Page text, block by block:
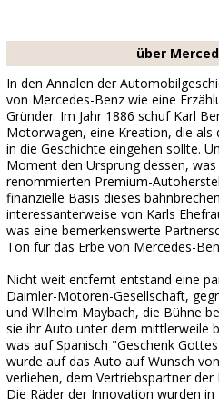
über
In den Annalen der
von Mercedes-Benz wie eine
Gründer. Im Jahr 1886 schuf Karl
Motorwagen, eine Kreation, die
in die Geschichte eingehen sollte.
Moment den Ursprung dessen,
renommierten Premium-
finanzielle Basis dieses
interessanterweise von Karls
was eine bemerkenswerte
Ton für das Erbe von Mercedes-
Nicht weit entfernt entstand eine
Daimler-Motoren-Gesellschaft,
und Wilhelm Maybach, die Bühne
sie ihr Auto unter dem mittlerweile
was auf Spanisch "Geschenk
wurde auf das Auto auf Wunsch
verliehen, dem Vertriebspartner
Die Räder der Innovation wurden